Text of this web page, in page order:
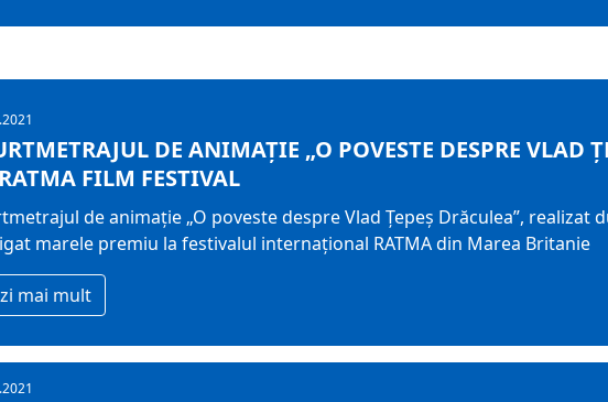
DE ANIMAȚIE „O POVESTE DESPRE VLAD
FILM FESTIVAL
de animație „O poveste despre Vlad Țepeș Drăculea”, realizat
marele premiu la festivalul internațional RATMA din Marea Britanie
mai mult